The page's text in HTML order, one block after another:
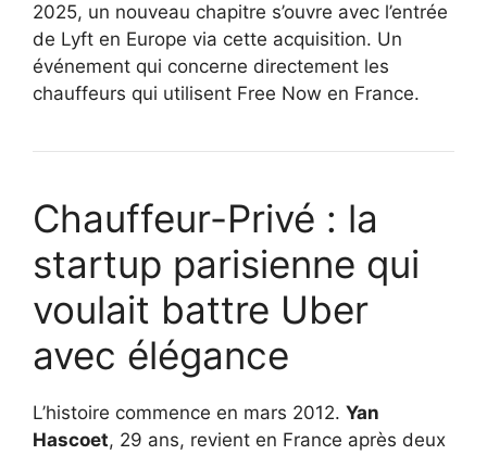
2025, un nouveau chapitre s’ouvre avec l’entrée
de Lyft en Europe via cette acquisition. Un
événement qui concerne directement les
chauffeurs qui utilisent Free Now en France.
Chauffeur-Privé : la
startup parisienne qui
voulait battre Uber
avec élégance
L’histoire commence en mars 2012. Yan
Hascoet, 29 ans, revient en France après deux